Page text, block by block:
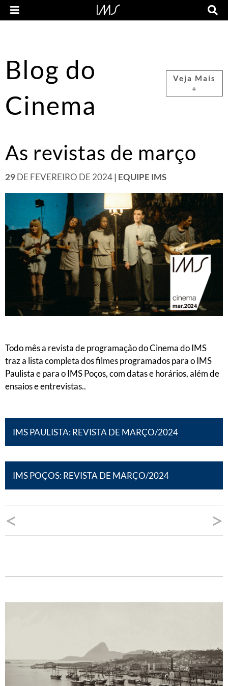
Blog do
Cinema
Veja Mais
+
As revistas de março
29DE FEVEREIRO DE 2024| EQUIPE IMS
Todo mês a revista de programação do Cinema do IMS
traz a lista completa dos filmes programados para o IMS
Paulista e para o IMS Poços, com datas e horários, além de
ensaios e entrevistas..
IMS PAULISTA: REVISTA DE MARÇO/2024
IMS POÇOS: REVISTA DE MARÇO/2024
Navegação
de
< >